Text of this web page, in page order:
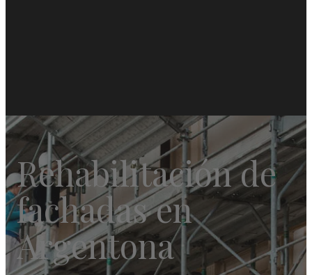
Rehabilitación de
fachadas en
Argentona